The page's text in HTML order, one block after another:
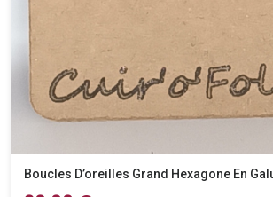
Boucles D’oreilles Grand Hexagone En